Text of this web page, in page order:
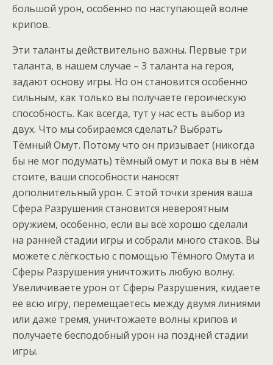
большой урон, особенно по наступающей волне
крипов.
Эти таланты действительно важны. Первые три
таланта, в нашем случае – 3 таланта на героя,
задают основу игры. Но он становится особенно
сильным, как только вы получаете героическую
способность. Как всегда, тут у нас есть выбор из
двух. Что мы собираемся сделать? Выбрать
Тёмный Омут. Потому что он призывает (никогда
бы не мог подумать) тёмный омут и пока вы в нём
стоите, ваши способности наносят
дополнительный урон. С этой точки зрения ваша
Сфера Разрушения становится невероятным
оружием, особенно, если вы всё хорошо сделали
на ранней стадии игры и собрали много стаков. Вы
можете с лёгкостью с помощью Тёмного Омута и
Сферы Разрушения уничтожить любую волну.
Увеличиваете урон от Сферы Разрушения, кидаете
её всю игру, перемещаетесь между двумя линиями
или даже тремя, уничтожаете волны крипов и
получаете бесподобный урон на поздней стадии
игры.